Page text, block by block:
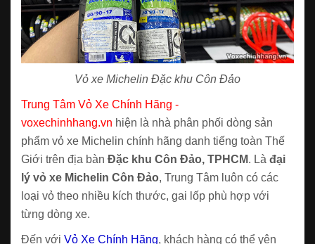
Vỏ xe Michelin Đặc khu Côn Đảo
Trung Tâm Vỏ Xe Chính Hãng -
voxechinhhang.vn hiện là nhà phân phối dòng sản
phẩm vỏ xe Michelin chính hãng danh tiếng toàn Thế
Giới trên địa bàn Đặc khu Côn Đảo, TPHCM. Là đại
lý vỏ xe Michelin Côn Đảo, Trung Tâm luôn có các
loại vỏ theo nhiều kích thước, gai lốp phù hợp với
từng dòng xe.
Đến với Vỏ Xe Chính Hãng, khách hàng có thể yên